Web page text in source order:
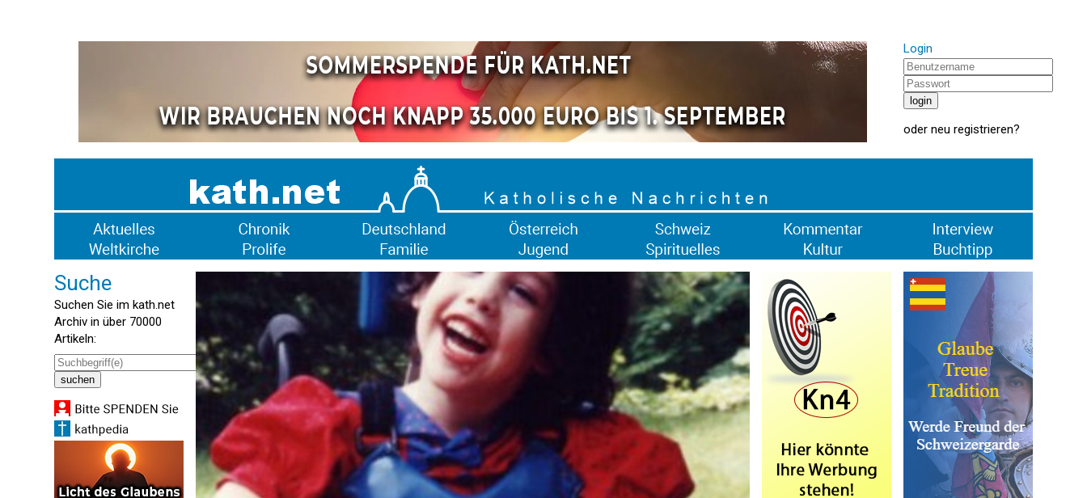
Login
oder neu registrieren?
Suche
Suchen Sie im kath.net
Archiv in über 70000
Artikeln: